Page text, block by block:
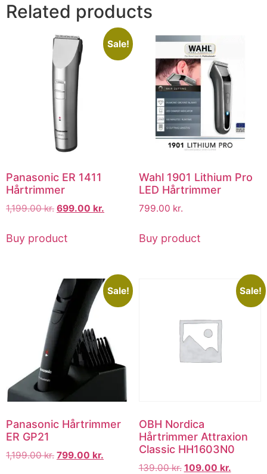
Related products
Sale!
Panasonic ER 1411
Hårtrimmer
1,199.00kr. 699.00 kr.
Buy product
Wahl 1901 Lithium Pro
LED Hårtrimmer
799.00 kr.
Buy product
Sale!
Panasonic Hårtrimmer
ER GP21
1,199.00kr. 799.00 kr.
Sale!
OBH Nordica
Hårtrimmer Attraxion
Classic HH1603N0
139.00kr. 109.00 kr.